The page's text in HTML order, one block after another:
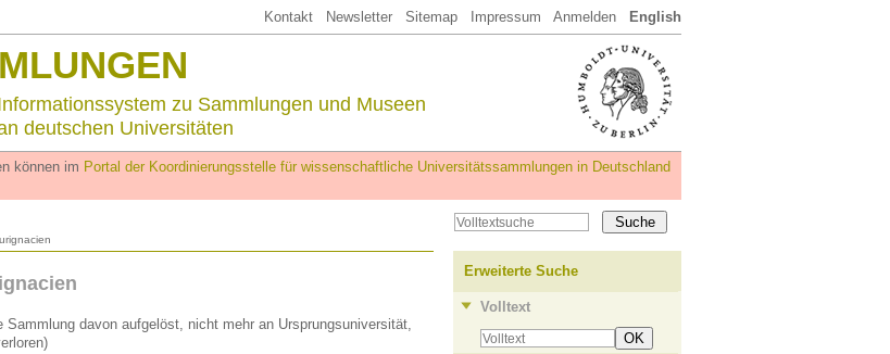
Kontakt Newsletter Sitemap Impressum Anmelden English
zu Sammlungen und Museen
deutschen Universitäten
können im Portal der Koordinierungsstelle für wissenschaftliche Universitätssammlungen in Deutschland
Sammlung davon aufgelöst, nicht mehr an Ursprungsuniversität,
Erweiterte Suche
Volltext
OK